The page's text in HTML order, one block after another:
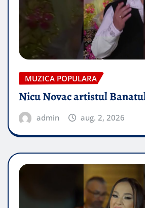
MUZICA POPULARA
Nicu Novac artistul
admin aug. 2, 2026